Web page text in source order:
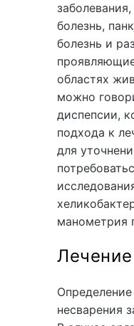
болезнь,
болезнь и
областях
можно
диспепсии,
подхода к
для
манометрия
несварения